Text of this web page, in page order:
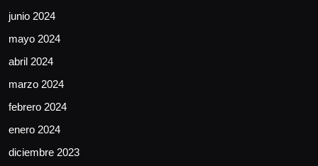
junio 2024
mayo 2024
abril 2024
marzo 2024
febrero 2024
enero 2024
diciembre 2023